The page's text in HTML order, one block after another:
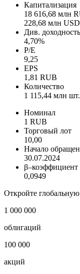
Капитализация
18 616,68 млн
228,68 млн USD
Див.
4,70%
P/E
9,25
EPS
1,81 RUB
Количество
1 115,44 млн шт.
Номинал
1 RUB
Торговый лот
10,00
Начало
30.07.2024
β–коэффициент
0,0949
Откройте
1 000 000
облигаций
100 000
акций